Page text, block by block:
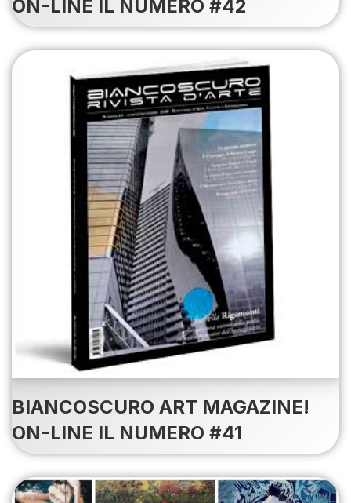
ON-LINE IL NUMERO #42
BIANCOSCURO ART MAGAZINE!
ON-LINE IL NUMERO #41